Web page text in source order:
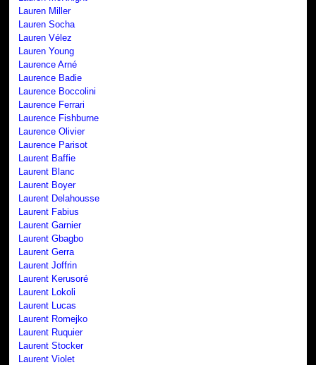
Lauren Miller
Lauren Socha
Lauren Vélez
Lauren Young
Laurence Arné
Laurence Badie
Laurence Boccolini
Laurence Ferrari
Laurence Fishburne
Laurence Olivier
Laurence Parisot
Laurent Baffie
Laurent Blanc
Laurent Boyer
Laurent Delahousse
Laurent Fabius
Laurent Garnier
Laurent Gbagbo
Laurent Gerra
Laurent Joffrin
Laurent Kerusoré
Laurent Lokoli
Laurent Lucas
Laurent Romejko
Laurent Ruquier
Laurent Stocker
Laurent Violet